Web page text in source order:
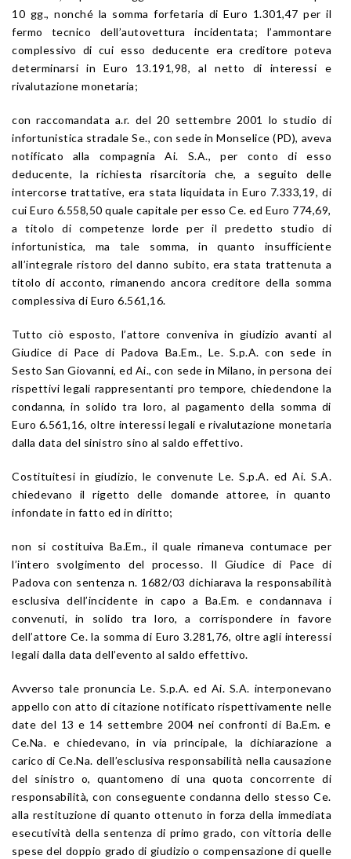
10 gg., nonché la somma forfetaria di Euro 1.301,47 per il
fermo tecnico dell’autovettura incidentata; l’ammontare
complessivo di cui esso deducente era creditore poteva
determinarsi in Euro 13.191,98, al netto di interessi e
rivalutazione monetaria;
con raccomandata a.r. del 20 settembre 2001 lo studio di
infortunistica stradale Se., con sede in Monselice (PD), aveva
notificato alla compagnia Ai. S.A., per conto di esso
deducente, la richiesta risarcitoria che, a seguito delle
intercorse trattative, era stata liquidata in Euro 7.333,19, di
cui Euro 6.558,50 quale capitale per esso Ce. ed Euro 774,69,
a titolo di competenze lorde per il predetto studio di
infortunistica, ma tale somma, in quanto insufficiente
all’integrale ristoro del danno subito, era stata trattenuta a
titolo di acconto, rimanendo ancora creditore della somma
complessiva di Euro 6.561,16.
Tutto ciò esposto, l’attore conveniva in giudizio avanti al
Giudice di Pace di Padova Ba.Em., Le. S.p.A. con sede in
Sesto San Giovanni, ed Ai., con sede in Milano, in persona dei
rispettivi legali rappresentanti pro tempore, chiedendone la
condanna, in solido tra loro, al pagamento della somma di
Euro 6.561,16, oltre interessi legali e rivalutazione monetaria
dalla data del sinistro sino al saldo effettivo.
Costituitesi in giudizio, le convenute Le. S.p.A. ed Ai. S.A.
chiedevano il rigetto delle domande attoree, in quanto
infondate in fatto ed in diritto;
non si costituiva Ba.Em., il quale rimaneva contumace per
l’intero svolgimento del processo. Il Giudice di Pace di
Padova con sentenza n. 1682/03 dichiarava la responsabilità
esclusiva dell’incidente in capo a Ba.Em. e condannava i
convenuti, in solido tra loro, a corrispondere in favore
dell’attore Ce. la somma di Euro 3.281,76, oltre agli interessi
legali dalla data dell’evento al saldo effettivo.
Avverso tale pronuncia Le. S.p.A. ed Ai. S.A. interponevano
appello con atto di citazione notificato rispettivamente nelle
date del 13 e 14 settembre 2004 nei confronti di Ba.Em. e
Ce.Na. e chiedevano, in via principale, la dichiarazione a
carico di Ce.Na. dell’esclusiva responsabilità nella causazione
del sinistro o, quantomeno di una quota concorrente di
responsabilità, con conseguente condanna dello stesso Ce.
alla restituzione di quanto ottenuto in forza della immediata
esecutività della sentenza di primo grado, con vittoria delle
spese del doppio grado di giudizio o compensazione di quelle